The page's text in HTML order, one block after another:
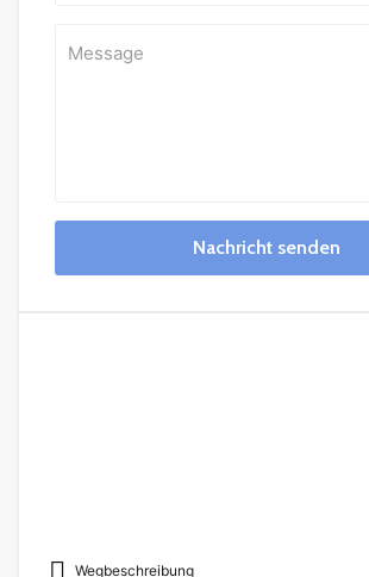
Nachricht senden
Wegbeschreibung